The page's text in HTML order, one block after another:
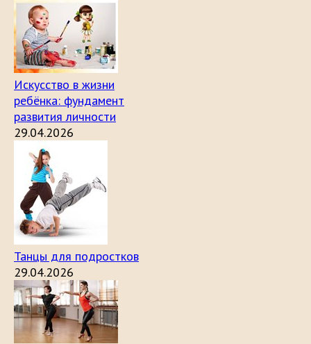
Искусство в жизни
ребёнка: фундамент
развития личности
29.04.2026
Танцы для подростков
29.04.2026